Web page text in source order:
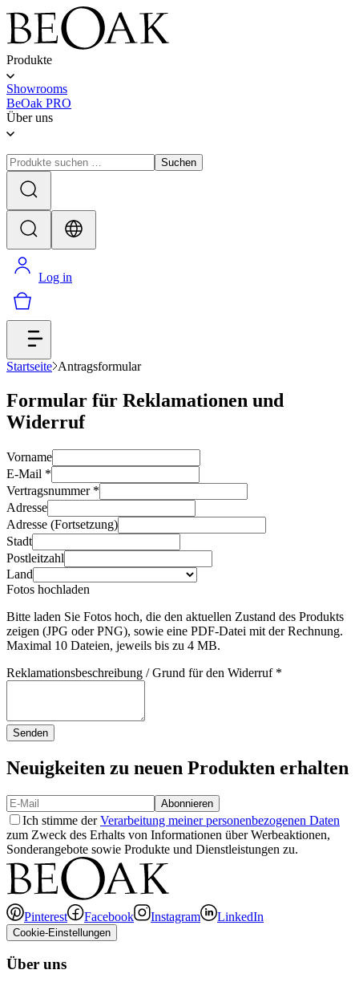
Produkte
Showrooms
BeOak PRO
Über uns
Suchen
Log in
Startseite Antragsformular
Formular für Reklamationen und
Widerruf
Vorname
E-Mail *
Vertragsnummer*
Adresse
Adresse (Fortsetzung)
Stadt
Postleitzahl
Land
Fotos hochladen
Bitte laden Sie Fotos hoch, die den aktuellen Zustand des Produkts
zeigen (JPG oder PNG), sowie eine PDF-Datei mit der Rechnung.
Maximal 10 Dateien, jeweils bis zu 4 MB.
Reklamationsbeschreibung / Grund für den Widerruf*
Senden
Neuigkeiten zu neuen Produkten erhalten
Abonnieren
Ich stimme derVerarbeitung meiner personenbezogenen Daten
zum Zweck des Erhalts von Informationen über Werbeaktionen,
Sonderangebote sowie Produkte und Dienstleistungen zu.
Pinterest Facebook Instagram LinkedIn
Cookie-Einstellungen
Über uns